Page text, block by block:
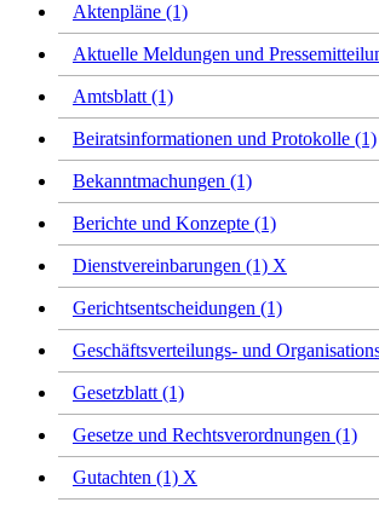
Aktenpläne (1)
Aktuelle Meldungen und
Amtsblatt (1)
Beiratsinformationen und Protokolle (1)
Bekanntmachungen (1)
Berichte und Konzepte (1)
Dienstvereinbarungen (1) X
Gerichtsentscheidungen (1)
Geschäftsverteilungs- und
Gesetzblatt (1)
Gesetze und Rechtsverordnungen (1)
Gutachten (1) X